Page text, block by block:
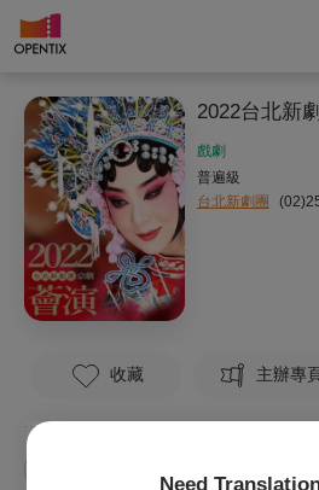
Need
2022台北新
戲劇
普遍級
台北新劇團
收藏 主辦專